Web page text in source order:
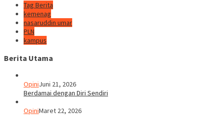
Tag Berita
kemenag
nasaruddin umar
PLN
kampus
Berita Utama
OpiniJuni 21, 2026
Berdamai dengan Diri Sendiri
OpiniMaret 22, 2026